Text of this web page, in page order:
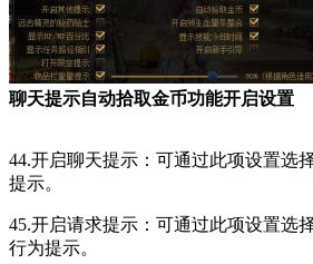
聊天提示自动拾取金币功能开启设置
44.开启聊天提示：可通过此项设置选
提示。
45.开启请求提示：可通过此项设置选
行为提示。